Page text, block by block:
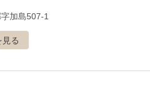
加島507-1
る